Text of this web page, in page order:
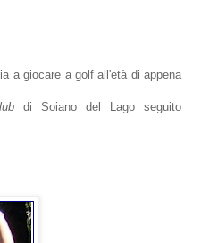
a giocare a golf all'età di appena
di Soiano del Lago seguito